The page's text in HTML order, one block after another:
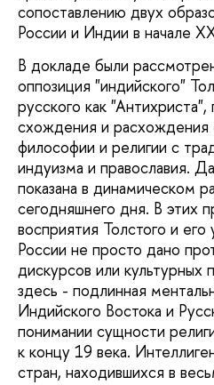
сопоставлению двух
России и Индии в начале
В докладе были
оппозиция "индийского"
русского как "Антихриста",
схождения и расхождения
философии и религии с
индуизма и православия.
показана в динамическом
сегодняшнего дня. В этих
восприятия Толстого и
России не просто дано
дискурсов или культурных
здесь - подлинная
Индийского Востока и
понимании сущности
к концу 19 века.
стран, находившихся в